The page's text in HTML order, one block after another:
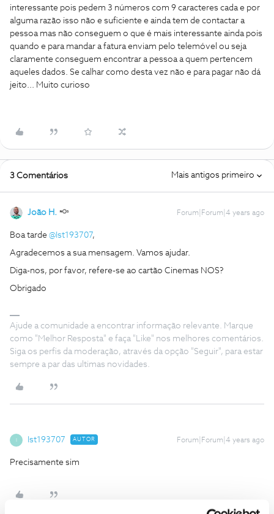
interessante pois pedem 3 números com 9 caracteres cada e por
alguma razão isso não e suficiente e ainda tem de contactar a
pessoa mas não conseguem o que é mais interessante ainda pois
quando e para mandar a fatura enviam pelo telemóvel ou seja
claramente conseguem encontrar a pessoa a quem pertencem
aqueles dados. Se calhar como desta vez não e para pagar não dá
jeito... Muito curioso
3 Comentários Mais antigos primeiro
João H. Forum|Forum|4 years ago
Boa tarde @Ist193707,
Agradecemos a sua mensagem. Vamos ajudar.
Diga-nos, por favor, refere-se ao cartão Cinemas NOS?
Obrigado
Ajude a comunidade a encontrar informação relevante. Marque
como "Melhor Resposta" e faça "Like" nos melhores comentários.
Siga os perfis da moderação, através da opção "Seguir", para estar
sempre a par das ultimas novidades.
Ist193707 AUTOR Forum|Forum|4 years ago
Precisamente sim